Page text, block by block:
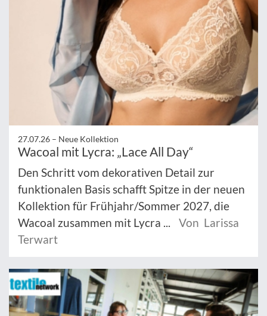
27.07.26 – Neue Kollektion
Wacoal mit Lycra: „Lace All Day“
Den Schritt vom dekorativen Detail zur
funktionalen Basis schafft Spitze in der neuen
Kollektion für Frühjahr/Sommer 2027, die
Wacoal zusammen mit Lycra ...
Von Larissa
Terwart